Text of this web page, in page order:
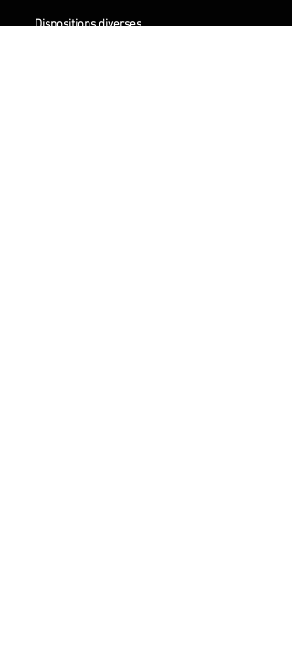
Dispositions diverses